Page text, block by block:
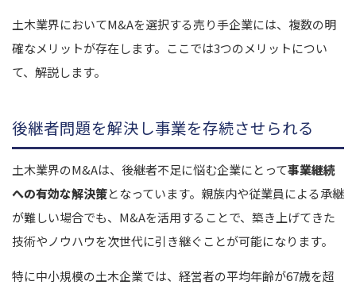
土木業界においてM&Aを選択する売り手企業には、複数の明
確なメリットが存在します。ここでは3つのメリットについ
て、解説します。
後継者問題を解決し事業を存続させられる
土木業界のM&Aは、後継者不足に悩む企業にとって事業継続
への有効な解決策となっています。親族内や従業員による承継
が難しい場合でも、M&Aを活用することで、築き上げてきた
技術やノウハウを次世代に引き継ぐことが可能になります。
特に中小規模の土木企業では、経営者の平均年齢が67歳を超